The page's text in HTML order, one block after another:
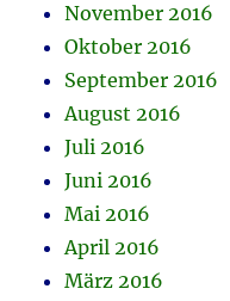
November 2016
Oktober 2016
September 2016
August 2016
Juli 2016
Juni 2016
Mai 2016
April 2016
März 2016